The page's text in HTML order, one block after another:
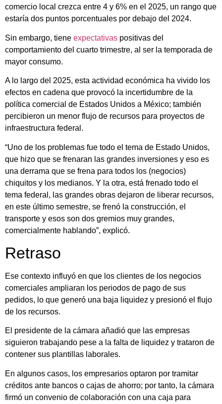
comercio local crezca entre 4 y 6% en el 2025, un rango que
estaría dos puntos porcentuales por debajo del 2024.
Sin embargo, tiene expectativas positivas del
comportamiento del cuarto trimestre, al ser la temporada de
mayor consumo.
A lo largo del 2025, esta actividad económica ha vivido los
efectos en cadena que provocó la incertidumbre de la
política comercial de Estados Unidos a México; también
percibieron un menor flujo de recursos para proyectos de
infraestructura federal.
“Uno de los problemas fue todo el tema de Estado Unidos,
que hizo que se frenaran las grandes inversiones y eso es
una derrama que se frena para todos los (negocios)
chiquitos y los medianos. Y la otra, está frenado todo el
tema federal, las grandes obras dejaron de liberar recursos,
en este último semestre, se frenó la construcción, el
transporte y esos son dos gremios muy grandes,
comercialmente hablando”, explicó.
Retraso
Ese contexto influyó en que los clientes de los negocios
comerciales ampliaran los periodos de pago de sus
pedidos, lo que generó una baja liquidez y presionó el flujo
de los recursos.
El presidente de la cámara añadió que las empresas
siguieron trabajando pese a la falta de liquidez y trataron de
contener sus plantillas laborales.
En algunos casos, los empresarios optaron por tramitar
créditos ante bancos o cajas de ahorro; por tanto, la cámara
firmó un convenio de colaboración con una caja para